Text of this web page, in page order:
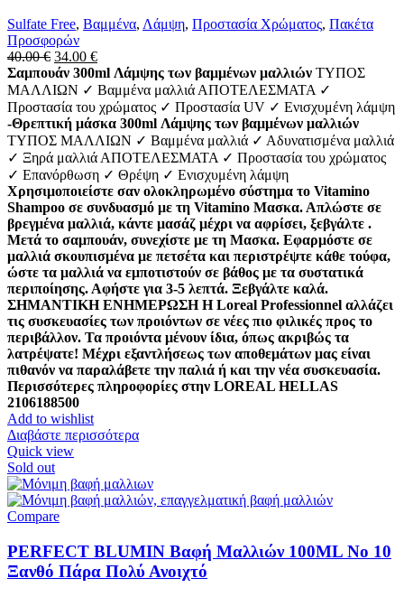
Sulfate Free, Βαμμένα, Λάμψη, Προστασία Χρώματος, Πακέτα
Προσφορών
40.00€ 34.00 €
Σαμπουάν 300ml Λάμψης των βαμμένων μαλλιών ΤΥΠΟΣ
ΜΑΛΛΙΩΝ ✓ Βαμμένα μαλλιά ΑΠΟΤΕΛΕΣΜΑΤΑ ✓
Προστασία του χρώματος ✓ Προστασία UV ✓ Ενισχυμένη λάμψη
-Θρεπτική μάσκα 300ml Λάμψης των βαμμένων μαλλιών
ΤΥΠΟΣ ΜΑΛΛΙΩΝ ✓ Βαμμένα μαλλιά ✓ Αδυνατισμένα μαλλιά
✓ Ξηρά μαλλιά ΑΠΟΤΕΛΕΣΜΑΤΑ ✓ Προστασία του χρώματος
✓ Επανόρθωση ✓ Θρέψη ✓ Ενισχυμένη λάμψη
Χρησιμοποιείστε σαν ολοκληρωμένο σύστημα το Vitamino
Shampoo σε συνδυασμό με τη Vitamino Μασκα. Απλώστε σε
βρεγμένα μαλλιά, κάντε μασάζ μέχρι να αφρίσει, ξεβγάλτε .
Μετά το σαμπουάν, συνεχίστε με τη Μασκα. Εφαρμόστε σε
μαλλιά σκουπισμένα με πετσέτα και περιστρέψτε κάθε τούφα,
ώστε τα μαλλιά να εμποτιστούν σε βάθος με τα συστατικά
περιποίησης. Αφήστε για 3-5 λεπτά. Ξεβγάλτε καλά.
ΣΗΜΑΝΤΙΚΗ ΕΝΗΜΕΡΩΣΗ Η Loreal Professionnel αλλάζει
τις συσκευασίες των προιόντων σε νέες πιο φιλικές προς το
περιβάλλον. Τα προιόντα μένουν ίδια, όπως ακριβώς τα
λατρέψατε! Μέχρι εξαντλήσεως των αποθεμάτων μας είναι
πιθανόν να παραλάβετε την παλιά ή και την νέα συσκευασία.
Περισσότερες πληροφορίες στην LOREAL HELLAS
2106188500
Add to wishlist
Διαβάστε περισσότερα
Quick view
Sold out
Compare
PERFECT BLUMIN Βαφή Μαλλιών 100ML No 10
Ξανθό Πάρα Πολύ Ανοιχτό